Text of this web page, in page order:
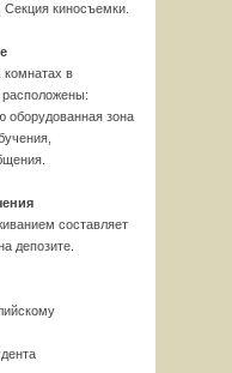
киносъемки.
в
расположены:
оборудованная зона
составляет
депозите.